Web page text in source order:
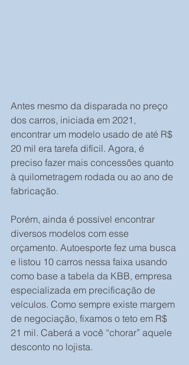
Antes mesmo da disparada no preço
dos carros, iniciada em 2021,
encontrar um modelo usado de até R$
20 mil era tarefa difícil. Agora, é
preciso fazer mais concessões quanto
à quilometragem rodada ou ao ano de
fabricação.
Porém, ainda é possível encontrar
diversos modelos com esse
orçamento. Autoesporte fez uma busca
e listou 10 carros nessa faixa usando
como base a tabela da KBB, empresa
especializada em precificação de
veículos. Como sempre existe margem
de negociação, fixamos o teto em R$
21 mil. Caberá a você “chorar” aquele
desconto no lojista.